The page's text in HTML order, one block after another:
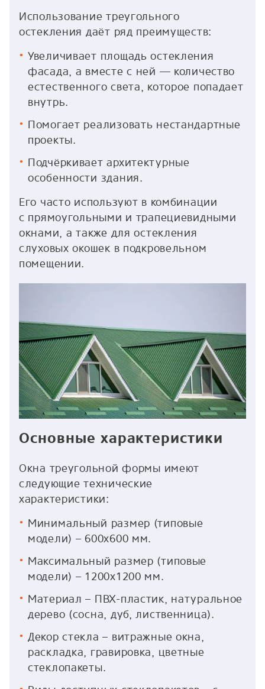
Использование треугольного
остекления даёт ряд преимуществ:
Увеличивает площадь остекления
фасада, а вместе с ней — количество
естественного света, которое попадает
внутрь.
Помогает реализовать нестандартные
проекты.
Подчёркивает архитектурные
особенности здания.
Его часто используют в комбинации
с прямоугольными и трапециевидными
окнами, а также для остекления
слуховых окошек в подкровельном
помещении.
Основные характеристики
Окна треугольной формы имеют
следующие технические
характеристики:
Минимальный размер (типовые
модели) – 600х600 мм.
Максимальный размер (типовые
модели) – 1200х1200 мм.
Материал – ПВХ-пластик, натуральное
дерево (сосна, дуб, лиственница).
Декор стекла – витражные окна,
раскладка, гравировка, цветные
стеклопакеты.